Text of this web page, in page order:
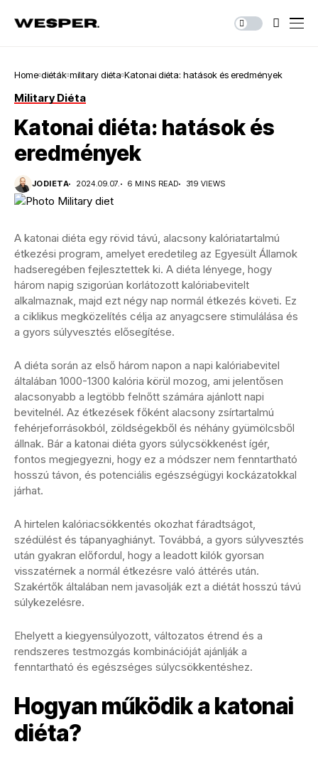
Home diéták military diéta Katonai diéta: hatások és eredmények
Military Diéta
Katonai diéta: hatások és
eredmények
JODIETA 2024.09.07. 6 MINS READ 319 VIEWS
A katonai diéta egy rövid távú, alacsony kalóriatartalmú
étkezési program, amelyet eredetileg az Egyesült Államok
hadseregében fejlesztettek ki. A diéta lényege, hogy
három napig szigorúan korlátozott kalóriabevitelt
alkalmaznak, majd ezt négy nap normál étkezés követi. Ez
a ciklikus megközelítés célja az anyagcsere stimulálása és
a gyors súlyvesztés elősegítése.
A diéta során az első három napon a napi kalóriabevitel
általában 1000-1300 kalória körül mozog, ami jelentősen
alacsonyabb a legtöbb felnőtt számára ajánlott napi
bevitelnél. Az étkezések főként alacsony zsírtartalmú
fehérjeforrásokból, zöldségekből és néhány gyümölcsből
állnak. Bár a katonai diéta gyors súlycsökkenést ígér,
fontos megjegyezni, hogy ez a módszer nem fenntartható
hosszú távon, és potenciális egészségügyi kockázatokkal
járhat.
A hirtelen kalóriacsökkentés okozhat fáradtságot,
szédülést és tápanyaghiányt. Továbbá, a gyors súlyvesztés
után gyakran előfordul, hogy a leadott kilók gyorsan
visszatérnek a normál étkezésre való áttérés után.
Szakértők általában nem javasolják ezt a diétát hosszú távú
súlykezelésre.
Ehelyett a kiegyensúlyozott, változatos étrend és a
rendszeres testmozgás kombinációját ajánlják a
fenntartható és egészséges súlycsökkentéshez.
Hogyan működik a katonai
diéta?